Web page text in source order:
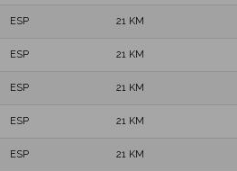
ESP 21 KM
ESP 21 KM
ESP 21 KM
ESP 21 KM
ESP 21 KM